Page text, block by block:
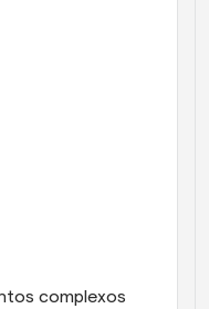
complexos